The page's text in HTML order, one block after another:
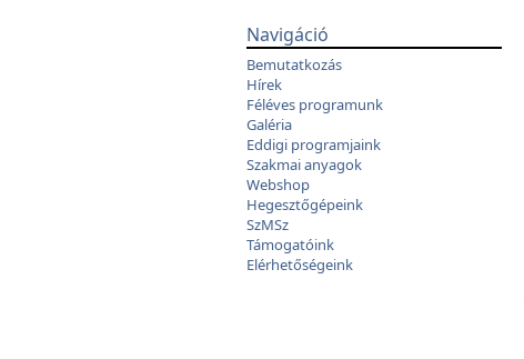
Navigáció
Bemutatkozás
Hírek
Féléves programunk
Galéria
Eddigi programjaink
Szakmai anyagok
Webshop
Hegesztőgépeink
SzMSz
Támogatóink
Elérhetőségeink